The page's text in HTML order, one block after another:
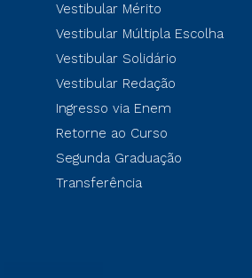
Vestibular Mérito
Vestibular Múltipla Escolha
Vestibular Solidário
Vestibular Redação
Ingresso via Enem
Retorne ao Curso
Segunda Graduação
Transferência